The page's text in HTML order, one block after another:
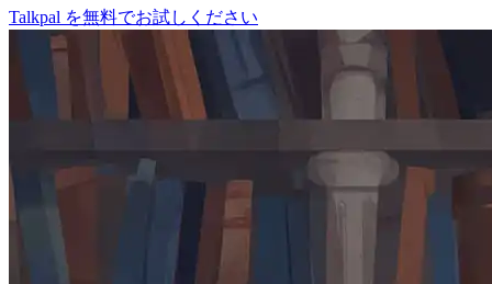
Talkpal を無料でお試しください